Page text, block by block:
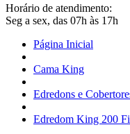
Horário de atendimento:
Seg a sex, das 07h às 17h
Página Inicial
Cama King
Edredons e
Edredom King 200